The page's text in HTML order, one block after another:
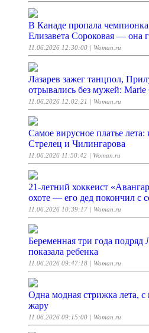
В Канаде пропала
Елизавета Сороковая — она
11.06.2026 12:30:00 | Woman.ru
Лазарев зажег танцпол,
отрывались без мужей:
11.06.2026 12:02:21 | Woman.ru
Самое вирусное платье лета:
Стрелец и Чилингарова
11.06.2026 11:50:42 | Woman.ru
21-летний хоккеист
охоте — его дед покончил с
11.06.2026 10:39:17 | Woman.ru
Беременная три года подряд
показала ребенка
11.06.2026 09:47:18 | Woman.ru
Одна модная стрижка лета, с
жару
11.06.2026 09:15:00 | Woman.ru